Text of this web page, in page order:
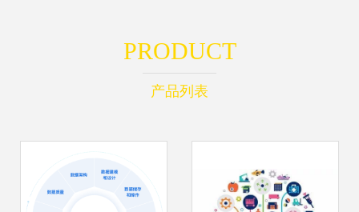
PRODUCT
产品列表